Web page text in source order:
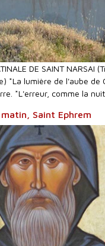
DE SAINT NARSAI
*La lumière de l'aube de
*L'erreur, comme la nuit
Saint Ephrem